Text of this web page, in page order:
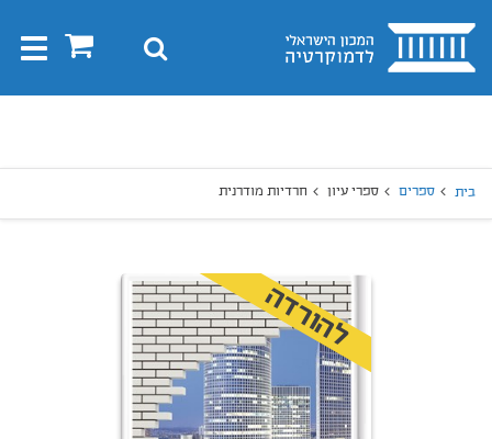
בית 0 חיפוש
בית ספרים ספרי עיון חרדיות מודרנית
להורדה